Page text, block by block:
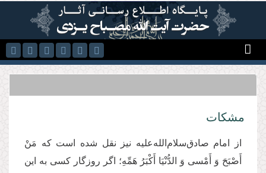
رفتن به محتوای اصلی
مشکات
از امام صادق‌سلام‌الله‌علیه نیز نقل شده است که مَنْ‏
أَصْبَحَ‏ وَ أَمْسى‏ وَ الدُّنْیَا أَكْبَرُ هَمِّهِ؛ اگر روزگار کسی به این